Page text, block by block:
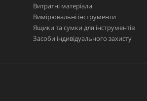
Витратні матеріали
Вимірювальні інструменти
Ящики та сумки для інструментів
Засоби індивідуального захисту